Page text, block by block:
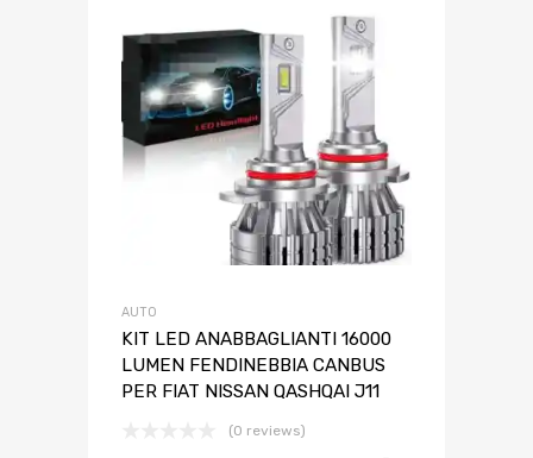
AUTO
KIT LED ANABBAGLIANTI 16000
LUMEN FENDINEBBIA CANBUS
PER FIAT NISSAN QASHQAI J11
(0 reviews)